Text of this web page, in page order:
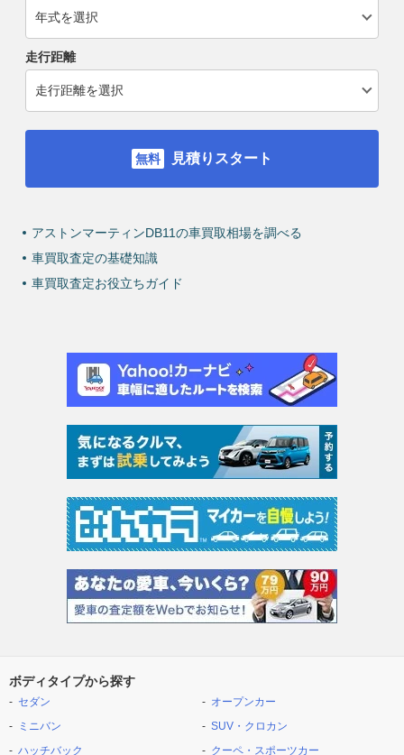
走行距離
見積りスタート
アストンマーティンDB11の車買取相場を調べる
車買取査定の基礎知識
車買取査定お役立ちガイド
ボディタイプから探す
セダン
ミニバン
ハッチバック
オープンカー
SUV・クロカン
クーペ・スポーツカー